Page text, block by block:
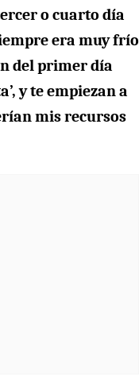
o cuarto día
era muy frío
del primer día
y te empiezan a
mis recursos